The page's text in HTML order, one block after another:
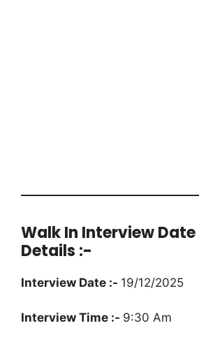
Walk In Interview
Details :-
Interview Date :- 19/12/2025
Interview Time :- 9:30 Am